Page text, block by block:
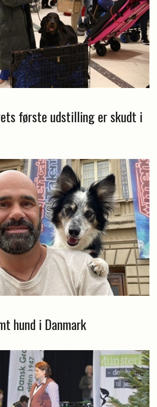
første udstilling er skudt i
hund i Danmark